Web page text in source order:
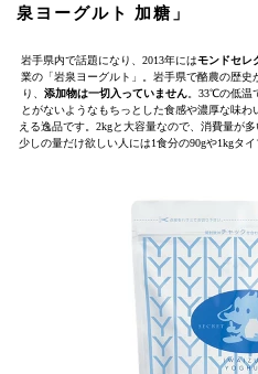
泉ヨーグルト 加糖」
岩手県内で話題になり、2013年にはモンドセレ
業の「岩泉ヨーグルト」。岩手県で酪農の歴
り、 添加物は一切入っていません。33℃の低温
とがないようなもちっとした食感や濃厚な味わ
える逸品です。2kgと大容量なので、消費量が
少しの量だけ欲しい人には1食分の90gや1kgタ